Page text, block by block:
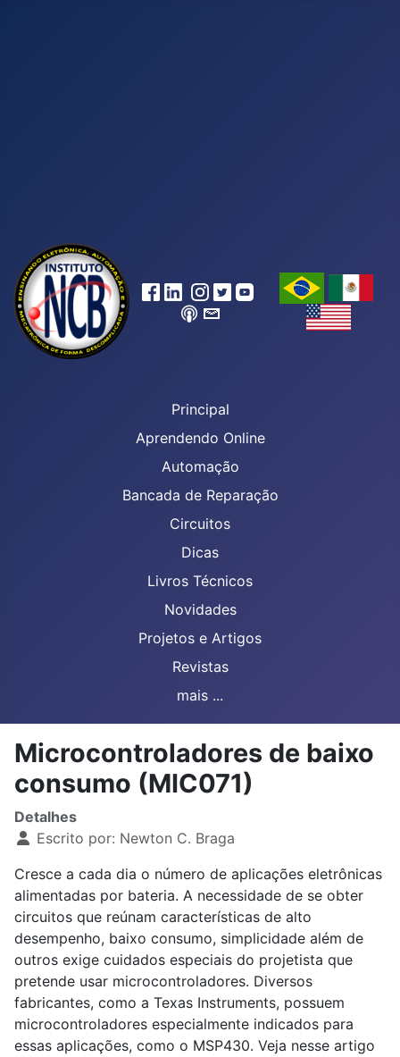
Principal
Aprendendo Online
Automação
Bancada de Reparação
Circuitos
Dicas
Livros Técnicos
Novidades
Projetos e Artigos
Revistas
mais ...
Microcontroladores de baixo
consumo (MIC071)
Detalhes
Escrito por: Newton C. Braga
Cresce a cada dia o número de aplicações eletrônicas
alimentadas por bateria. A necessidade de se obter
circuitos que reúnam características de alto
desempenho, baixo consumo, simplicidade além de
outros exige cuidados especiais do projetista que
pretende usar microcontroladores. Diversos
fabricantes, como a Texas Instruments, possuem
microcontroladores especialmente indicados para
essas aplicações, como o MSP430. Veja nesse artigo